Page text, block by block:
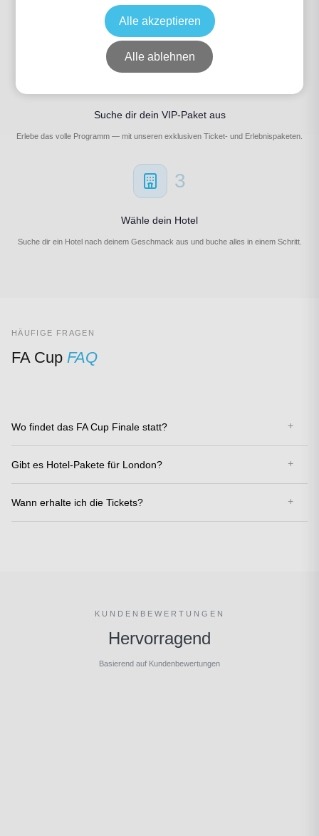
Suche nach deinem Event
Wähle das Event deiner Träume aus — von Fußball über Formel 1 bis Konzerte.
2
Suche dir dein VIP-Paket aus
Erlebe das volle Programm — mit unseren exklusiven Ticket- und Erlebnispaketen.
3
Wähle dein Hotel
Suche dir ein Hotel nach deinem Geschmack aus und buche alles in einem Schritt.
HÄUFIGE FRAGEN
FA Cup FAQ
Wo findet das FA Cup Finale statt?
Gibt es Hotel-Pakete für London?
Wann erhalte ich die Tickets?
KUNDENBEWERTUNGEN
Hervorragend
Basierend auf Kundenbewertungen
Alle akzeptieren
Alle ablehnen